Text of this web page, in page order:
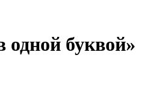
одной буквой»